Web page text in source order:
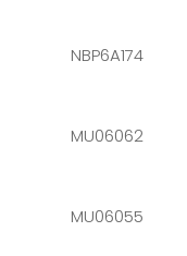
NBP6A174
MU06062
MU06055